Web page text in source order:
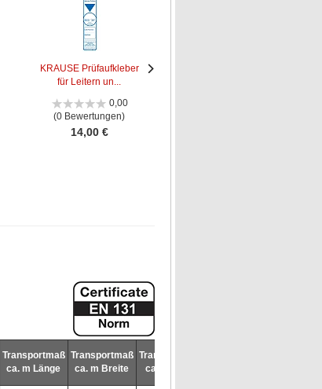
KRAUSE Prüfaufkleber
für Leitern un...
0,00
(0 Bewertungen)
14,00 €
Transportmaß
ca. m Länge
Transportmaß
ca. m Breite
Transportmaß
ca. m Höhe